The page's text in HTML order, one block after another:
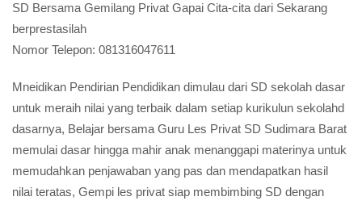
SD Bersama Gemilang Privat Gapai Cita-cita dari Sekarang
berprestasilah
Nomor Telepon: 081316047611
Mneidikan Pendirian Pendidikan dimulau dari SD sekolah dasar
untuk meraih nilai yang terbaik dalam setiap kurikulun sekolahd
dasarnya, Belajar bersama Guru Les Privat SD Sudimara Barat
memulai dasar hingga mahir anak menanggapi materinya untuk
memudahkan penjawaban yang pas dan mendapatkan hasil
nilai teratas, Gempi les privat siap membimbing SD dengan